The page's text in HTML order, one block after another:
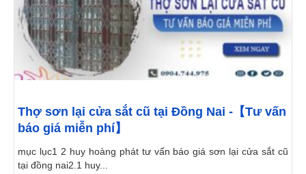
Thợ sơn lại cửa sắt cũ tại Đồng Nai -【Tư vấn
báo giá miễn phí】
mục lục1 2 huy hoàng phát tư vấn báo giá sơn lại cửa sắt cũ
tại đồng nai2.1 huy...